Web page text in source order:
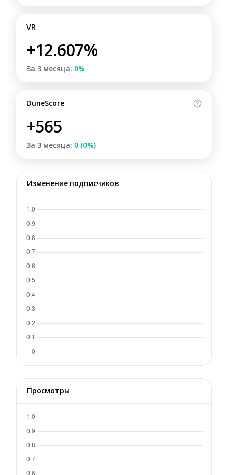
VR
+12.607%
За 3 месяца: 0%
DuneScore
+565
За 3 месяца: 0 (0%)
Изменение подписчиков
Просмотры